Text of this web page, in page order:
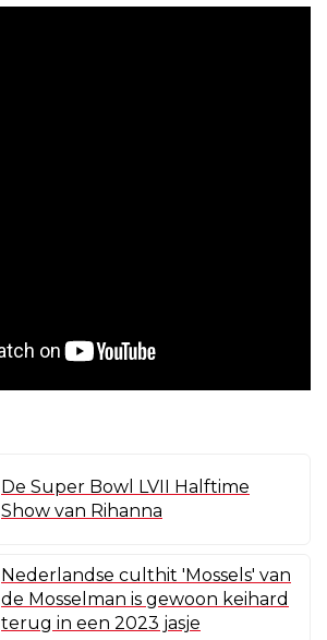
De Super Bowl LVII Halftime
Show van Rihanna
Nederlandse culthit 'Mossels' van
de Mosselman is gewoon keihard
terug in een 2023 jasje